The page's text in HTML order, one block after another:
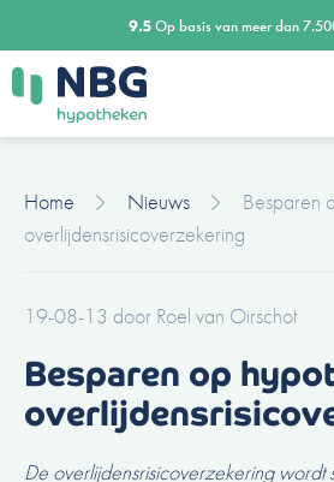
naar
de
inhoud
9.5Op basis van meer dan
Home Nieuws
Besparen
overlijdensrisicoverzekering
19-08-13 door Roel van Oirschot
Besparen op
De overlijdensrisicoverzekering wordt